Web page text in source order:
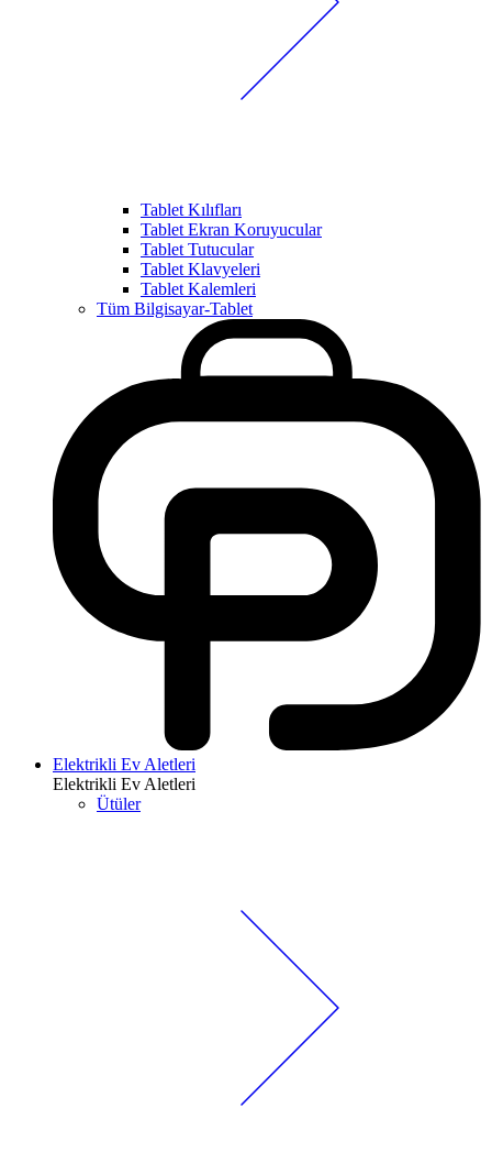
Tablet Kılıfları
Tablet Ekran Koruyucular
Tablet Tutucular
Tablet Klavyeleri
Tablet Kalemleri
Tüm Bilgisayar-Tablet
Elektrikli Ev Aletleri
Elektrikli Ev Aletleri
Ütüler